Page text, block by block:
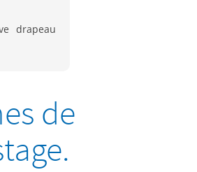
drapeau
de